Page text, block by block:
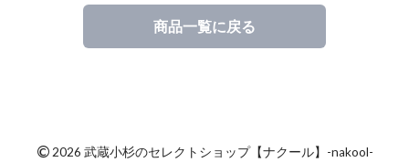
商品一覧に戻る
©2026 武蔵小杉のセレクトショップ【ナクール】-nakool-